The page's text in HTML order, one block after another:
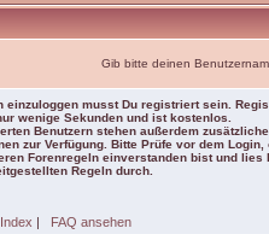
Gib bitte deinen
einzuloggen musst Du registriert sein.
wenige Sekunden und ist kostenlos.
Benutzern stehen außerdem zusätzliche
zur Verfügung. Bitte Prüfe vor dem Login,
Forenregeln einverstanden bist und lies
Regeln durch.
| FAQ ansehen